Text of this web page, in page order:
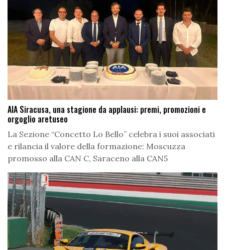
AIA Siracusa, una stagione da applausi: premi, promozioni e
orgoglio aretuseo
La Sezione “Concetto Lo Bello” celebra i suoi associati
e rilancia il valore della formazione: Moscuzza
promosso alla CAN C, Saraceno alla CAN5